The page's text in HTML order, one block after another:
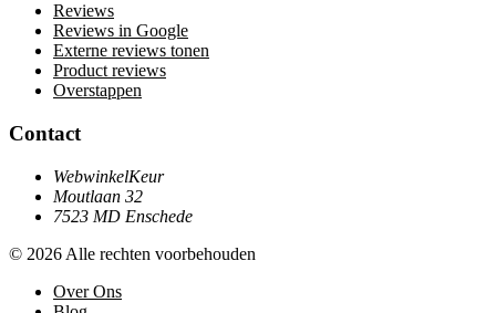
Reviews
Reviews in Google
Externe reviews tonen
Product reviews
Overstappen
Contact
WebwinkelKeur
Moutlaan 32
7523 MD Enschede
© 2026 Alle rechten voorbehouden
Over Ons